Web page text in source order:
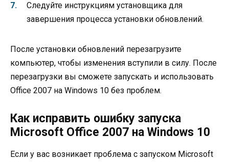
Следуйте инструкциям установщика для
завершения процесса установки обновлений.
После установки обновлений перезагрузите
компьютер, чтобы изменения вступили в силу. После
перезагрузки вы сможете запускать и использовать
Office 2007 на Windows 10 без проблем.
Как исправить ошибку запуска
Microsoft Office 2007 на Windows 10
Если у вас возникает проблема с запуском Microsoft